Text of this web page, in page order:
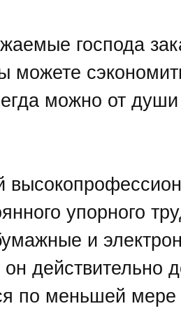
господа
можете
можно от
упорного
и
действительно
по меньшей